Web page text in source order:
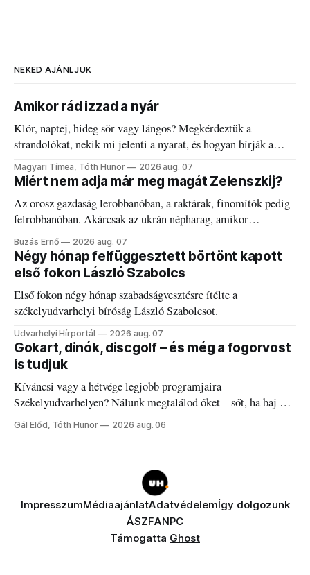
NEKED AJÁNLJUK
Amikor rád izzad a nyár
Klór, naptej, hideg sör vagy lángos? Megkérdeztük a
strandolókat, nekik mi jelenti a nyarat, és hogyan bírják a
kánikulát.
Magyari Tímea, Tóth Hunor 2026 aug. 07
Miért nem adja már meg magát Zelenszkij?
Az orosz gazdaság lerobbanóban, a raktárak, finomítók pedig
felrobbanóban. Akárcsak az ukrán népharag, amikor
elégedetlen vezetőivel.
Buzás Ernő 2026 aug. 07
Négy hónap felfüggesztett börtönt kapott
első fokon László Szabolcs
Első fokon négy hónap szabadságvesztésre ítélte a
székelyudvarhelyi bíróság László Szabolcsot.
Udvarhelyi Hírportál 2026 aug. 07
Gokart, dinók, discgolf – és még a fogorvost
is tudjuk
Kíváncsi vagy a hétvége legjobb programjaira
Székelyudvarhelyen? Nálunk megtalálod őket – sőt, ha baj van
a fogaddal, a fogorvosi ügyeletet is!
Gál Előd, Tóth Hunor 2026 aug. 06
ImpresszumMédiaajánlatAdatvédelemÍgy dolgozunk
ÁSZFANPC
Támogatta Ghost